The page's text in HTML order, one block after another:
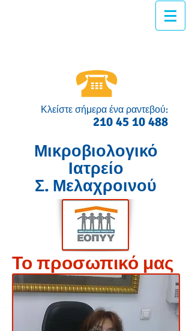
Κλείστε σήμερα ένα ραντεβού:
210 45 10 488
Μικροβιολογικό
Ιατρείο
Σ. Μελαχροινού
Το προσωπικό μας